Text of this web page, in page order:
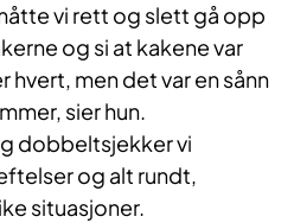
vi rett og slett gå opp
og si at kakene var
men det var en sånn
sier hun.
dobbeltsjekker vi
og alt rundt,
situasjoner.